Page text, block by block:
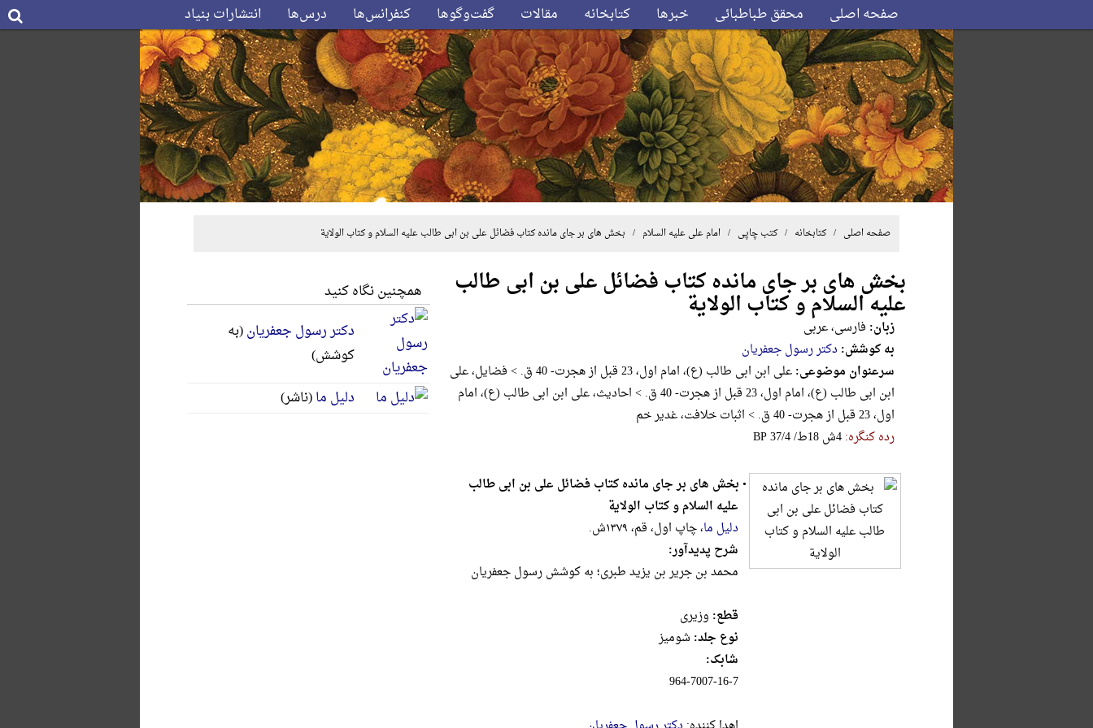
صفحه اصلی محقق طباطبائی خبرها کتابخانه مقالات گفت‌وگوها کنفرانس‌ها درس‌ها انتشارات بنیاد
صفحه اصلی / کتابخانه /کتب چاپی /امام علی علیه السلام / بخش های بر جای مانده کتاب فضائل علی بن ابی طالب علیه السلام و کتاب الولایة
بخش های بر جای مانده کتاب فضائل علی بن ابی طالب
علیه السلام و کتاب الولایة
زبان: فارسی، عربی
به کوشش: دکتر رسول جعفریان
سرعنوان موضوعی:
علی ابن ابی طالب (ع)، ‌امام اول، 23 قبل از هجرت- 40 ق. > فضایل، علی
ابن ابی طالب (ع)، ‌امام اول، 23 قبل از هجرت- 40 ق. > احادیث، علی ابن ابی طالب (ع)، ‌امام
اول، 23 قبل از هجرت- 40 ق. > اثبات خلافت، غدیر خم
رده کنگره:‎B‎P‎ ‎3‎7‎/‎4‎ ‎/‎ط‎1‎8‎ ‎ش‎4
•بخش های بر جای مانده کتاب فضائل علی بن ابی طالب
علیه السلام و کتاب الولایة
دلیل ما، چاپ اول، قم، ۱۳۷۹ش.
شرح پدیدآور:
محمد بن جریر بن یزید طبری؛ به کوشش رسول جعفریان
قطع: وزيرى
نوع جلد: شومیز
شابک:
964-7007-16-7
همچنین نگاه کنید
دکتر رسول جعفریان(به
کوشش)
دلیل ما(ناشر)